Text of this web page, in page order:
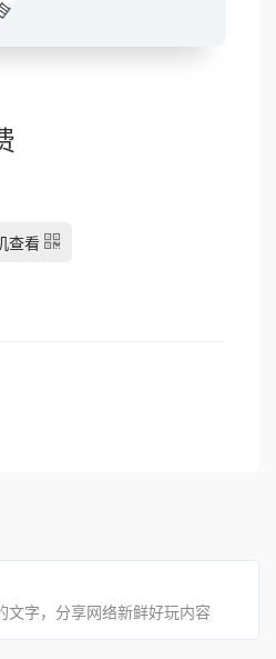
查看
文字，分享网络新鲜好玩内容